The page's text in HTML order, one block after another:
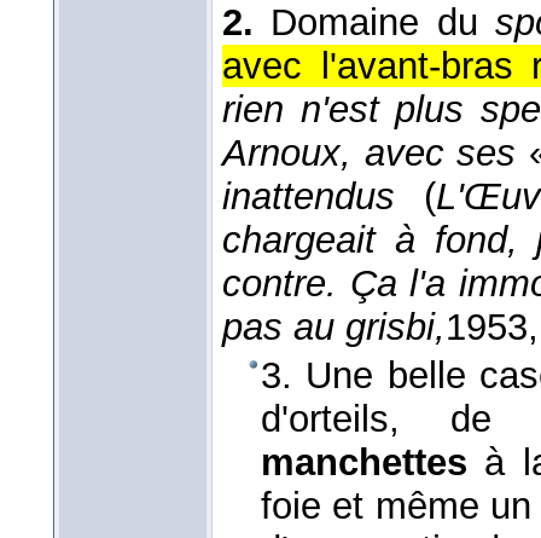
2. Domaine du
avec l'avant-bras
rien n'est plus
Arnoux, avec ses
inattendus (
chargeait à
contre. Ça l'a
pas au grisbi,1953
3. Une belle
d'orteils, de
manchettes à
foie et même